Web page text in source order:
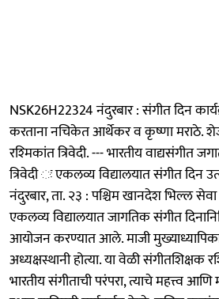
NSK26H22324 नंदुरबार : संगीत दिन
करताना नचिकेत आर्थेकर व कृष्णा मराठे.
रश्‍मिकांत त्रिवेदी. --- भारतीय वाद्यसंगीत
त्रिवेदी ः एकलव्य विद्यालयात संगीत दिन
नंदुरबार, ता. २३ : पश्चिम खानदेश भिल्ल
एकलव्य विद्यालयात जागतिक संगीत
आयोजन करण्यात आले. माजी
अध्यक्षस्थानी होत्या. या वेळी संगीतशिक्षक
भारतीय संगीताची परंपरा, त्याचे महत्त्व